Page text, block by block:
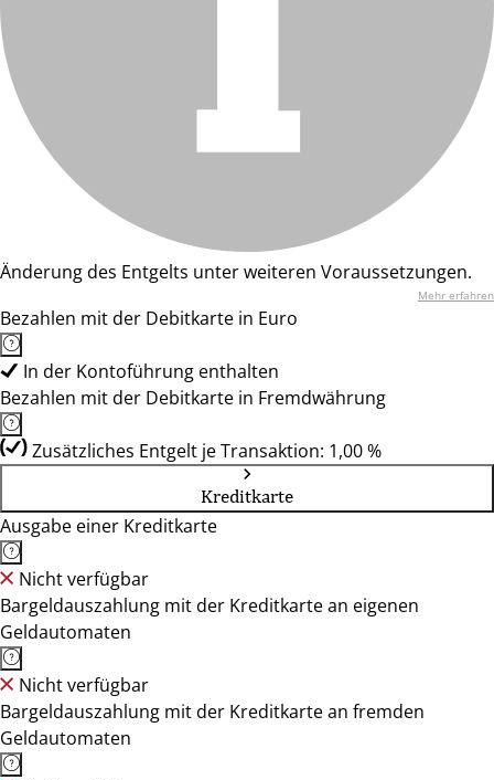
Änderung des Entgelts unter weiteren Voraussetzungen.
Mehr erfahren
Bezahlen mit der Debitkarte in Euro
In der Kontoführung enthalten
Bezahlen mit der Debitkarte in Fremdwährung
Zusätzliches Entgelt je Transaktion: 1,00 %
Kreditkarte
Ausgabe einer Kreditkarte
Nicht verfügbar
Bargeldauszahlung mit der Kreditkarte an eigenen
Geldautomaten
Nicht verfügbar
Bargeldauszahlung mit der Kreditkarte an fremden
Geldautomaten